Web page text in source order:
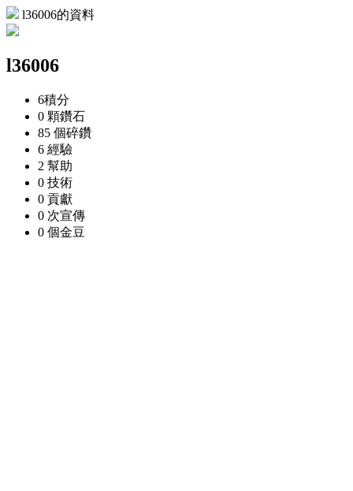
l36006的資料
l36006
6積分
0 顆鑽石
85 個碎鑽
6 經驗
2 幫助
0 技術
0 貢獻
0 次宣傳
0 個金豆